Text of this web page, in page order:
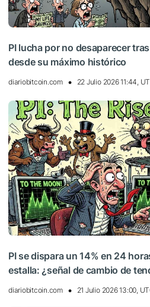
PI lucha por no desaparecer
desde su máximo histórico
diariobitcoin.com 22 Julio 2026 11:44,
PI se dispara un 14% en 24
estalla: ¿señal de cambio de
diariobitcoin.com 21 Julio 2026 13:00,